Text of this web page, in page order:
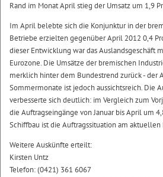
Rand im Monat April stieg der Umsatz um 1,9
Im April belebte sich die Konjunktur in der
Betriebe erzielten gegenüber April 2012 0,4
dieser Entwicklung war das Auslandsgeschäft
Eurozone. Die Umsätze der bremischen
merklich hinter dem Bundestrend zurück - der
Sommermonate ist jedoch aussichtsreich. Die
verbesserte sich deutlich: im Vergleich zum
die Auftragseingänge von Januar bis April um
Schiffbau ist die Auftragssituation am aktuellen
Weitere Auskünfte erteilt:
Kirsten Untz
Telefon: (0421) 361 6067